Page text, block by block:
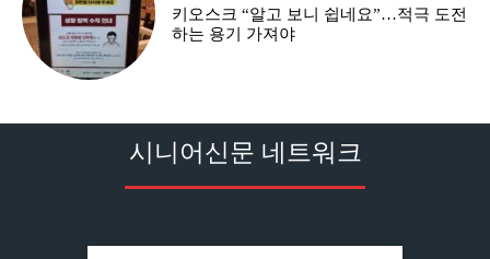
키오스크 “알고 보니 쉽네요”…적극 도전
하는 용기 가져야
시니어신문 네트워크